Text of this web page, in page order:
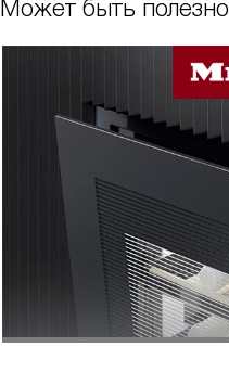
Может быть полезно